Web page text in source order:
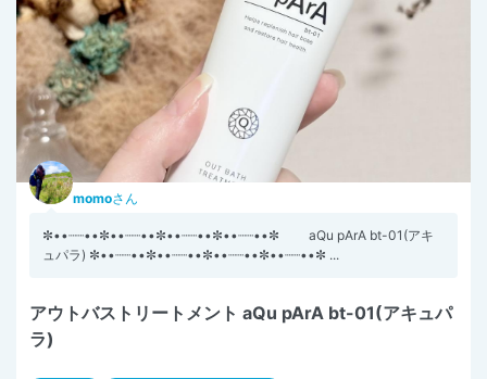
momoさん
✼••┈┈••✼••┈┈••✼••┈┈••✼••┈┈••✼ aQu pArA bt-01(アキ
ュパラ) ✼••┈┈••✼••┈┈••✼••┈┈••✼••┈┈••✼ ...
アウトバストリートメント aQu pArA bt-01(アキュパ
ラ)